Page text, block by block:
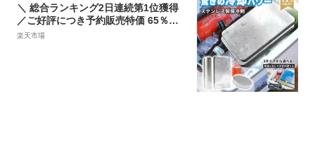
＼ 総合ランキング2日連続第1位獲得
／ご好評につき予約販売特価 65％OF
Fクーポン継続配布中！NISHIZARC
楽天市場